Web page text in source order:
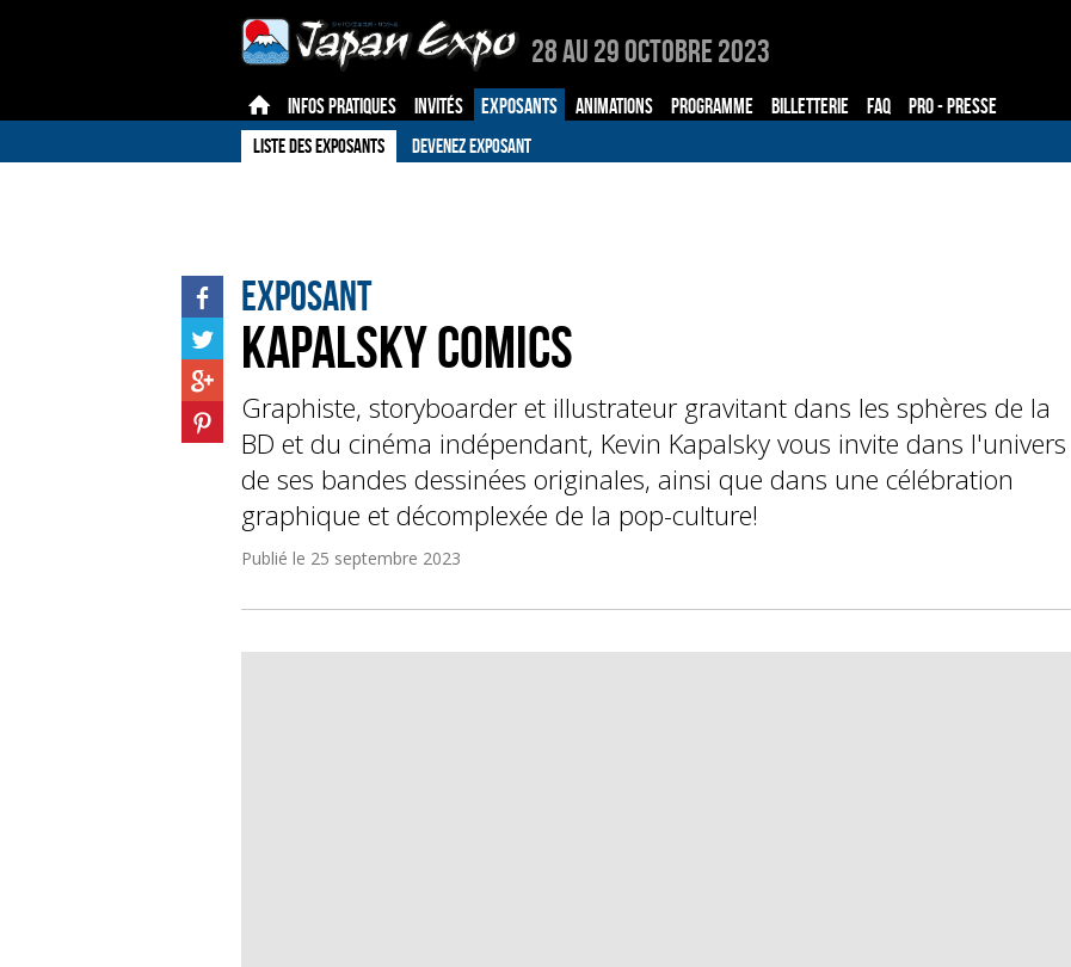
28 au 29 Octobre 2023
INFOS PRATIQUES INVITÉS EXPOSANTS ANIMATIONS PROGRAMME BILLETTERIE FAQ PRO - PRESSE
LISTE DES EXPOSANTS DEVENEZ EXPOSANT
Exposant
KAPALSKY COMICS
Graphiste, storyboarder et illustrateur gravitant dans les sphères de la
BD et du cinéma indépendant, Kevin Kapalsky vous invite dans l'univers
de ses bandes dessinées originales, ainsi que dans une célébration
graphique et décomplexée de la pop-culture!
Publié le 25 septembre 2023